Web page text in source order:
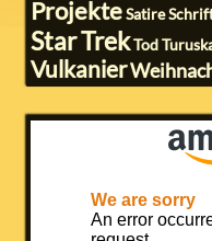
Projekte Satire
Star TrekTod
Vulkanier